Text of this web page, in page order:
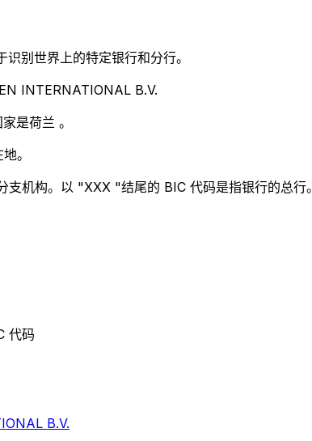
别世界上的特定银行和分行。
INTERNATIONAL B.V.
是荷兰 。
。
支机构。以 "XXX "结尾的 BIC 代码是指银行的总行。
代码
B.V.